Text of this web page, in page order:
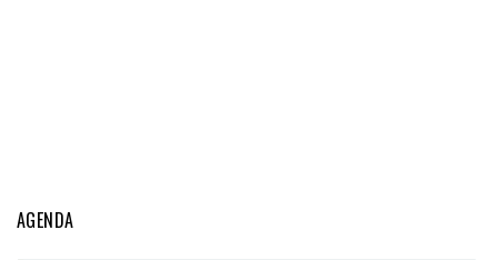
AGENDA